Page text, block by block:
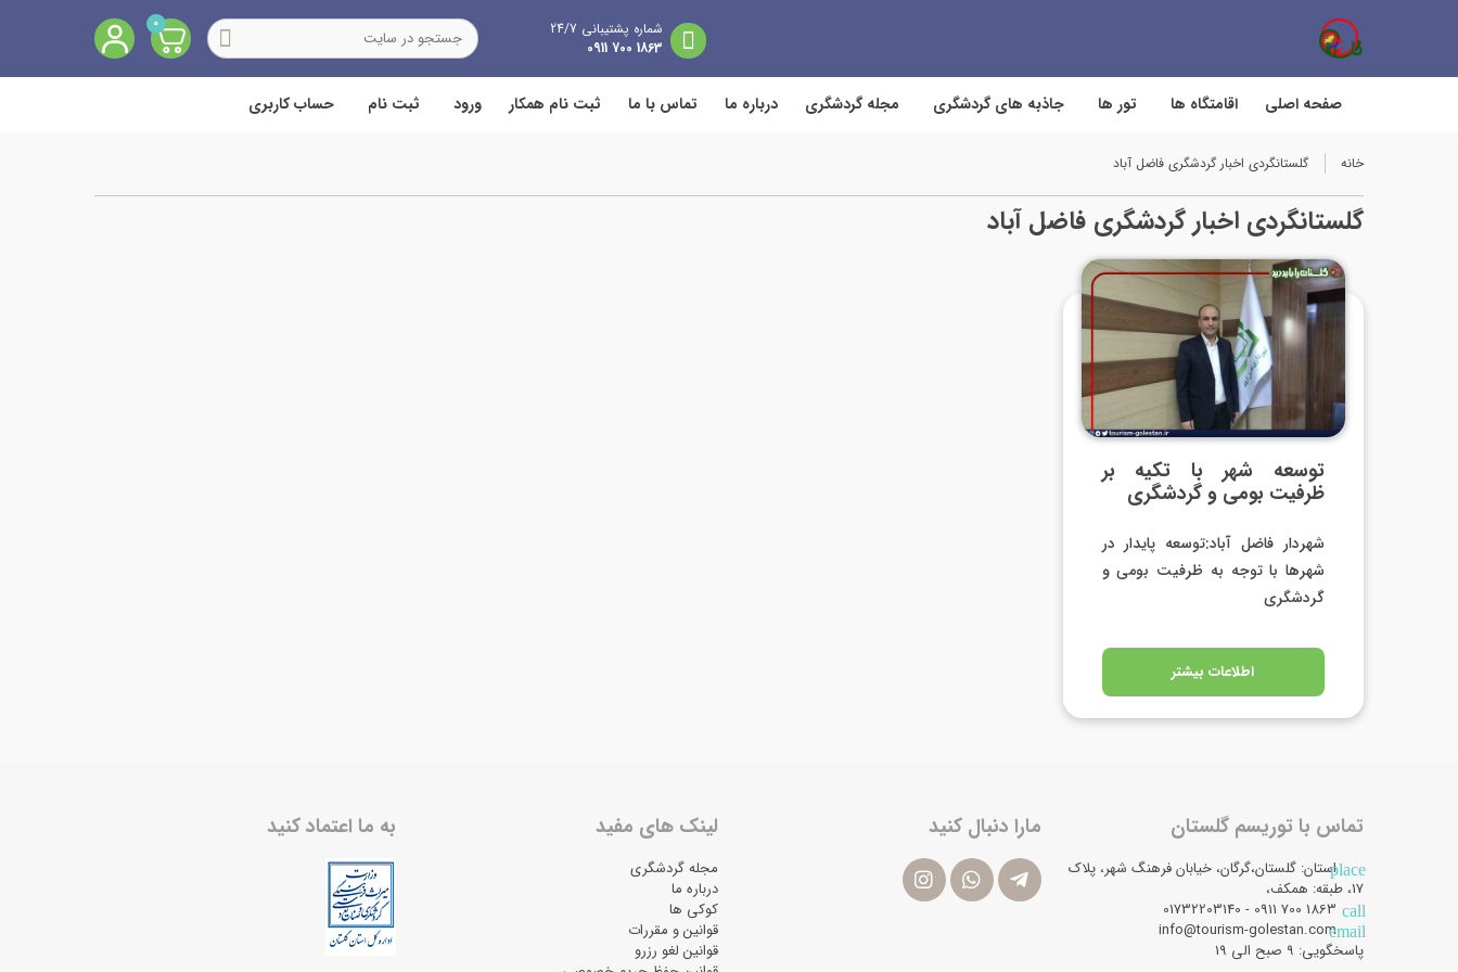
شماره پشتیبانی 24/7
1863 700 0911
0
صفحه اصلی اقامتگاه ها تور ها جاذبه های گردشگری مجله گردشگری درباره ما تماس با ما ثبت نام همکار ورود ثبت نام حساب کاربری
خانه گلستانگردی اخبار گردشگری فاضل آباد
گلستانگردی اخبار گردشگری فاضل آباد
توسعه شهر با تکیه بر
ظرفیت بومی و گردشگری
شهردار فاضل آباد:توسعه پایدار در
شهرها با توجه به ظرفیت بومی و
گردشگری
اطلاعات بیشتر
تماس با توریسم گلستان
placeاستان: گلستان،گرگان، خیابان فرهنگ شهر، پلاک
17، طبقه: همکف،
call
email
info@tourism-golestan.com
پاسخگویی: ۹ صبح الی 19
مارا دنبال کنید لینک های مفید
مجله گردشگری
درباره ما
کوکی ها
قوانین و مقررات
قوانین لغو رزرو
به ما اعتماد کنید